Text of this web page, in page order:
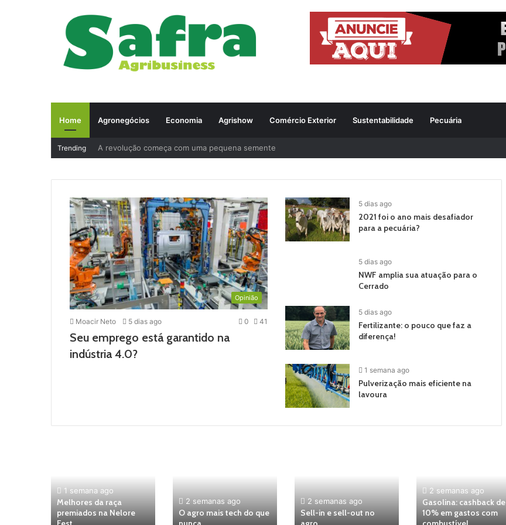
Home Agronegócios Economia Agrishow Comércio Exterior Sustentabilidade Pecuária
Trending A revolução começa com uma pequena semente
Opinião
Moacir Neto 5 dias ago 0 41
Seu emprego está garantido na
indústria 4.0?
5 dias ago
2021 foi o ano mais desafiador
para a pecuária?
5 dias ago
NWF amplia sua atuação para o
Cerrado
5 dias ago
Fertilizante: o pouco que faz a
diferença!
1 semana ago
Pulverização mais eficiente na
lavoura
1 semana ago
Melhores da raça
premiados na Nelore
2 semanas ago
O agro mais tech do que
2 semanas ago
Sell-in e sell-out no
2 semanas ago
Gasolina: cashback de
10% em gastos com